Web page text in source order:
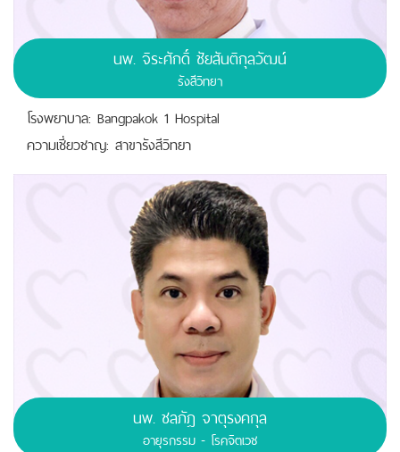
นพ. จิระศักดิ์ ชัยสันติกุลวัฒน์
รังสีวิทยา
โรงพยาบาล: Bangpakok 1 Hospital
ความเชี่ยวชาญ: สาขารังสีวิทยา
นพ. ชลภัฎ จาตุรงคกุล
อายุรกรรม - โรคจิตเวช